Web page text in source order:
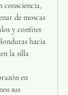
consciencia,
de moscas
y confites
hacia
la silla
en
sus